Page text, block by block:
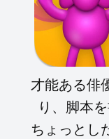
才能ある俳
り、脚本
ちょっとし